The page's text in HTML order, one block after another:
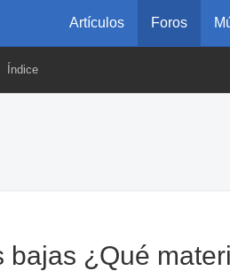
Artículos Foros
Índice
bajas ¿Qué